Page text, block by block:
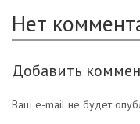
Нет
Добавить
Ваш e-mail не будет